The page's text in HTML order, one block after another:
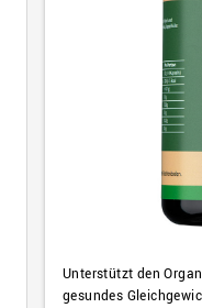
Unterstützt den
gesundes